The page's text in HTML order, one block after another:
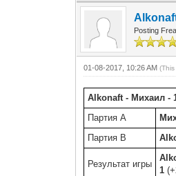
Posting
01-08-2017, 10:26 AM
Alkonaft - Михаил -
Партия A
Партия B
Результат игры
1